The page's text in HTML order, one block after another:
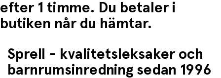
efter 1 timme. Du betaler i
butiken når du hämtar.
Sprell - kvalitetsleksaker och
barnrumsinredning sedan 1996